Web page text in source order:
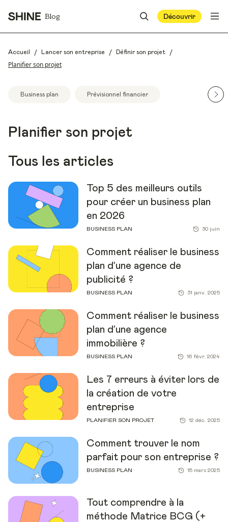
Blog Découvrir
Accueil / Lancer son entreprise / Définir son projet /
Planifier son projet
Planifier son projet
Business plan Prévisionnel financier
Tous les articles
Top 5 des meilleurs outils
pour créer un business plan
en 2026
BUSINESS PLAN 30 juin
Comment réaliser le business
plan d’une agence de
publicité ?
BUSINESS PLAN 31 janv. 2025
Comment réaliser le business
plan d’une agence
immobilière ?
BUSINESS PLAN 16 févr. 2024
Les 7 erreurs à éviter lors de
la création de votre
entreprise
PLANIFIER SON PROJET 12 déc. 2025
Comment trouver le nom
parfait pour son entreprise ?
BUSINESS PLAN 18 mars 2025
Tout comprendre à la
méthode Matrice BCG (+